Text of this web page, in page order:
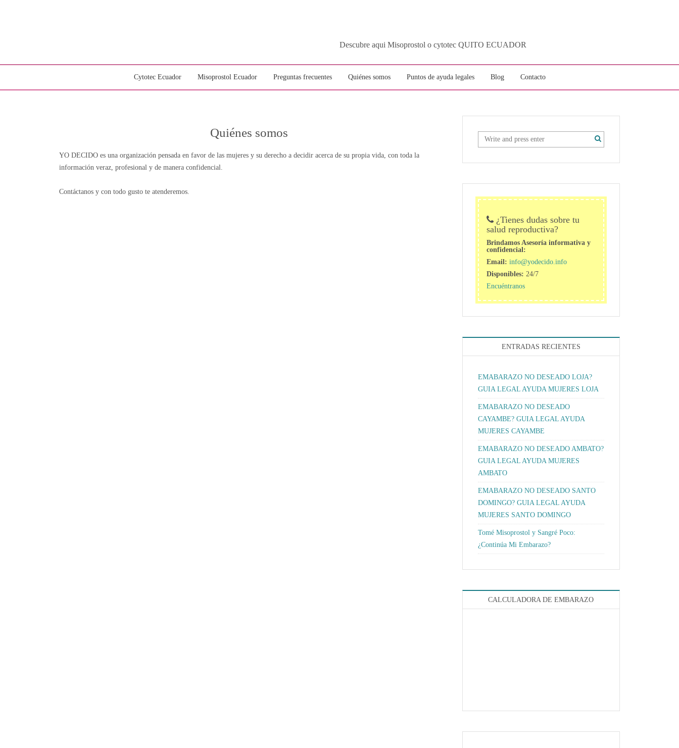
Descubre aqui Misoprostol o cytotec QUITO ECUADOR
Cytotec Ecuador Misoprostol Ecuador Preguntas frecuentes Quiénes somos Puntos de ayuda legales Blog Contacto
Quiénes somos
YO DECIDO es una organización pensada en favor de las mujeres y su derecho a decidir acerca de su propia vida, con toda la
información veraz, profesional y de manera confidencial.
Contáctanos y con todo gusto te atenderemos.
¿Tienes dudas sobre tu
salud reproductiva?
Brindamos Asesoría informativa y
confidencial:
Email: info@yodecido.info
Disponibles: 24/7
Encuéntranos
ENTRADAS RECIENTES
EMABARAZO NO DESEADO LOJA?
GUIA LEGAL AYUDA MUJERES LOJA
EMABARAZO NO DESEADO
CAYAMBE? GUIA LEGAL AYUDA
MUJERES CAYAMBE
EMABARAZO NO DESEADO AMBATO?
GUIA LEGAL AYUDA MUJERES
AMBATO
EMABARAZO NO DESEADO SANTO
DOMINGO? GUIA LEGAL AYUDA
MUJERES SANTO DOMINGO
Tomé Misoprostol y Sangré Poco:
¿Continúa Mi Embarazo?
CALCULADORA DE EMBARAZO